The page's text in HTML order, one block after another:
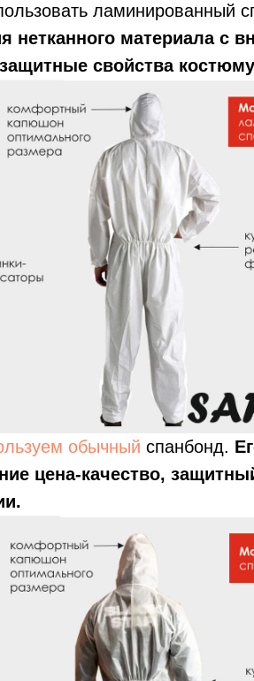
ламинированный
материала с
свойства
обычный спанбонд.
цена-качество,